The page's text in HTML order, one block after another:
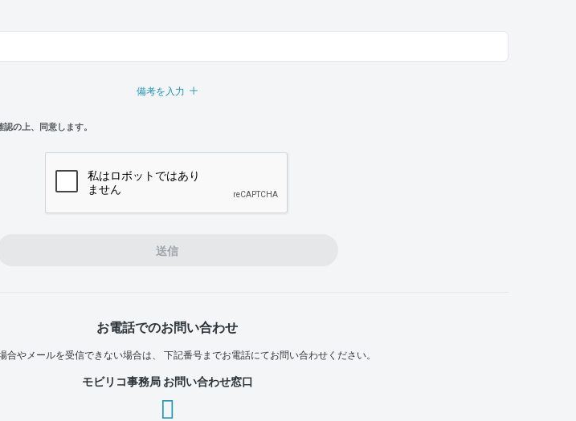
備考を入力
認の上、同意します。
送信
お電話でのお問い合わせ
合やメールを受信できない場合は、 下記番号までお電話にてお問い合わせください。
モビリコ事務局 お問い合わせ窓口